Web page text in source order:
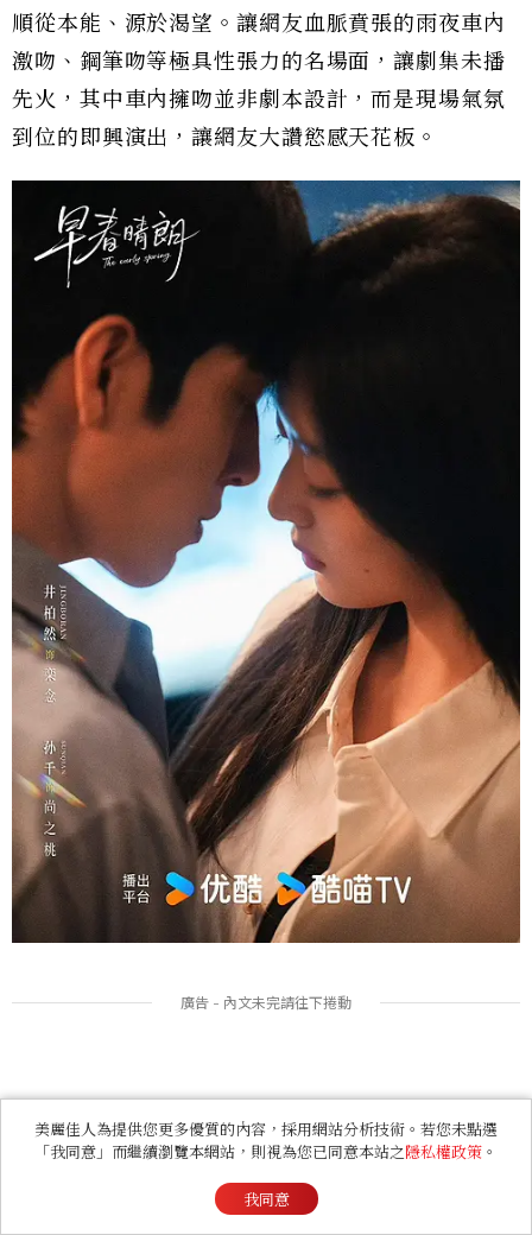
順從本能、源於渴望。讓網友血脈賁張的雨夜車內
激吻、鋼筆吻等極具性張力的名場面，讓劇集未播
先火，其中車內擁吻並非劇本設計，而是現場氣氛
到位的即興演出，讓網友大讚慾感天花板。
《早春晴朗》線上看看點6：孫千越愛
美麗佳人為提供您更多優質的內容，採用網站分析技術。若您未點選
「我同意」而繼續瀏覽本網站，則視為您已同意本站之隱私權政策 。
我同意